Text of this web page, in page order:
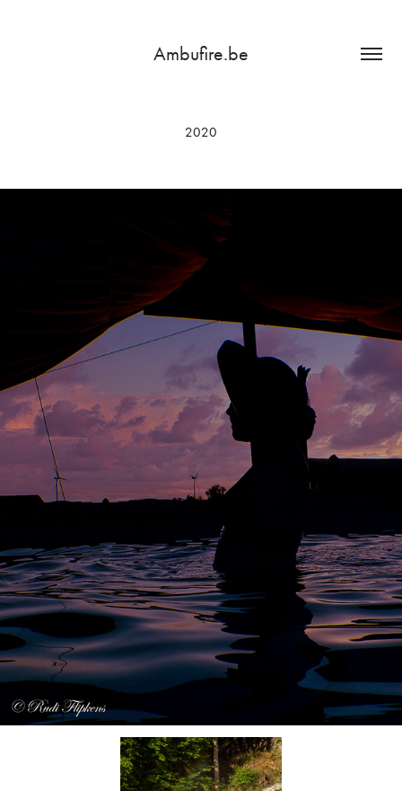
Ambufire.be
2020